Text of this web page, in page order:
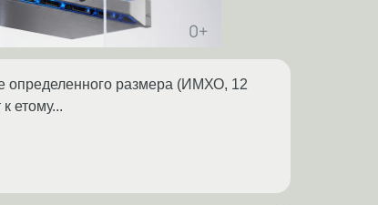
определенного размера (ИМХО, 12
етому...